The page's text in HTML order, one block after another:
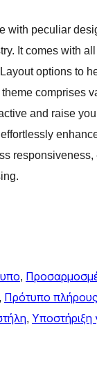
with peculiar
It comes with
options to
comprises
and raise
responsiveness,
,
, Πρότυπο
,